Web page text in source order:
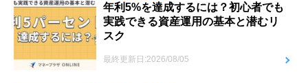
住宅ローンのご相談
住宅ローンご相談店舗一覧
年利5%を達成するには？初心者でも
実践できる資産運用の基本と潜むリ
スク
最終更新日:2026/08/05